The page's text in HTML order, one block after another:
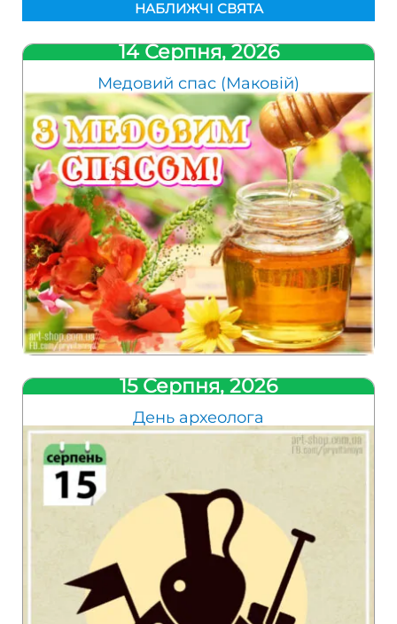
НАБЛИЖЧІ СВЯТА
14 Серпня, 2026
Медовий спас (Маковій)
15 Серпня, 2026
День археолога